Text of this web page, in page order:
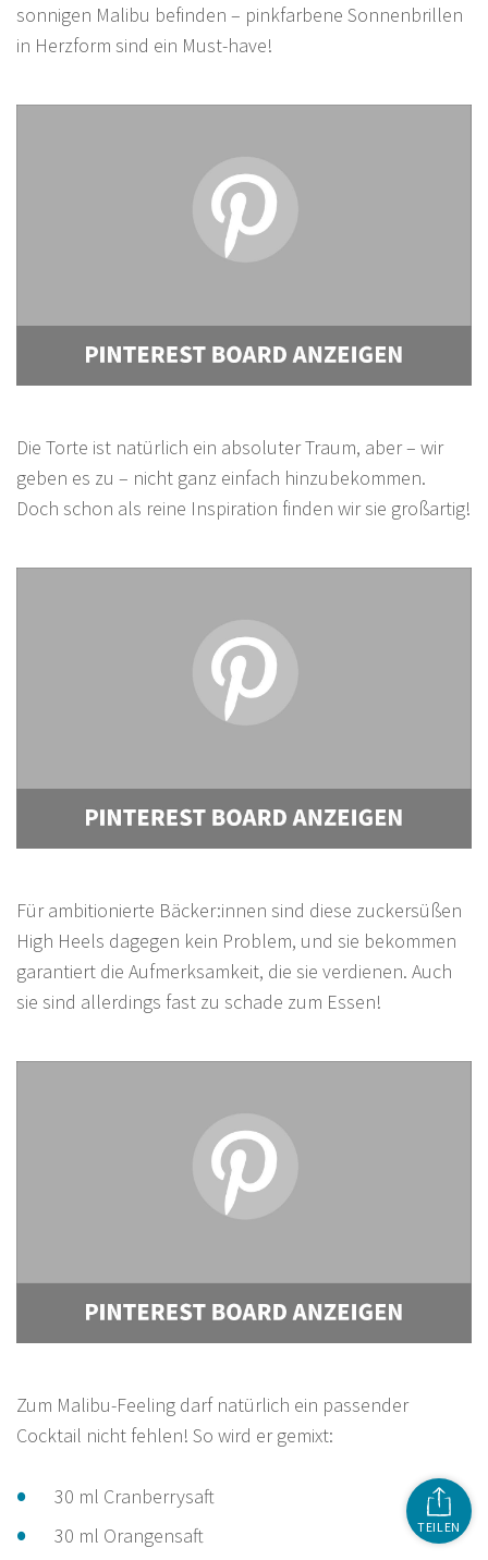
TEILEN
sonnigen Malibu befinden – pinkfarbene Sonnenbrillen
in Herzform sind ein Must-have!
Die Torte ist natürlich ein absoluter Traum, aber – wir
geben es zu – nicht ganz einfach hinzubekommen.
Doch schon als reine Inspiration finden wir sie großartig!
Für ambitionierte Bäcker:innen sind diese zuckersüßen
High Heels dagegen kein Problem, und sie bekommen
garantiert die Aufmerksamkeit, die sie verdienen. Auch
sie sind allerdings fast zu schade zum Essen!
Zum Malibu-Feeling darf natürlich ein passender
Cocktail nicht fehlen! So wird er gemixt:
30 ml Cranberrysaft
30 ml Orangensaft